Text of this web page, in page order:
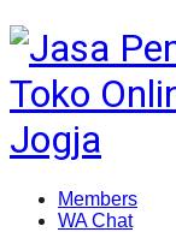
Members
WA Chat